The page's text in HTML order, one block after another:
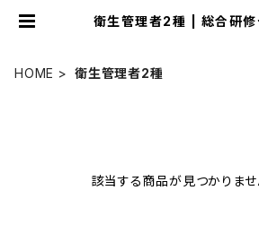
衛生管理者2種 | 総合研修
HOME 衛生管理者2種
該当する商品が見つかりませ